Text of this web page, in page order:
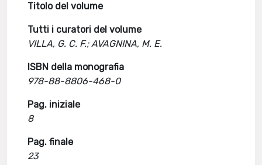
Titolo del volume
Tutti i curatori del volume
VILLA, G. C. F.; AVAGNINA, M. E.
ISBN della monografia
978-88-8806-468-0
Pag. iniziale
8
Pag. finale
23